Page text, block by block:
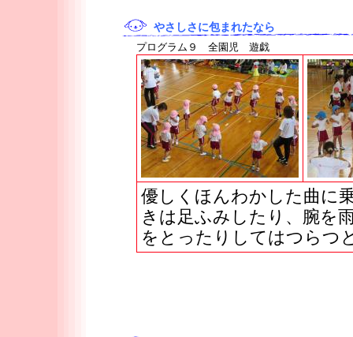
やさしさに包まれたなら
プログラム９ 全園児 遊戯
優しくほんわかした曲に
きは足ふみしたり、腕を
をとったりしてはつらつ